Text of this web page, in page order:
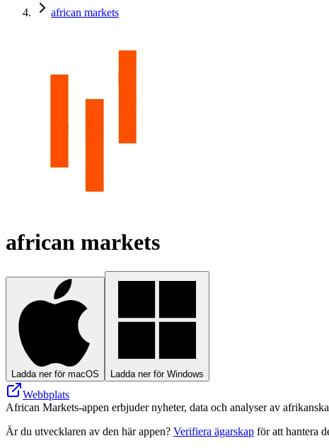
african markets
african markets
Ladda ner för macOS Ladda ner för Windows
Webbplats
African Markets-appen erbjuder nyheter, data och analyser av
Är du utvecklaren av den här appen? Verifiera ägarskap för att hantera